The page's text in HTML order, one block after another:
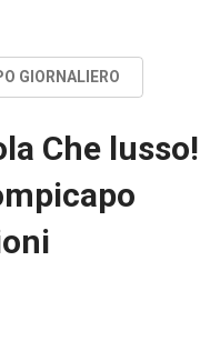
GIORNALIERO
Che lusso!